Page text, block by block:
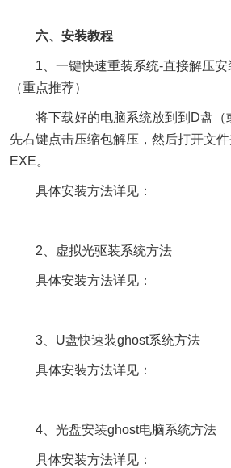
六、安装教程
1、一键快速重装系统-直接解压
（重点推荐）
将下载好的电脑系统放到到D盘（
先右键点击压缩包解压，然后打开文
EXE。
具体安装方法详见：
2、虚拟光驱装系统方法
具体安装方法详见：
3、U盘快速装ghost系统方法
具体安装方法详见：
4、光盘安装ghost电脑系统方法
具体安装方法详见：